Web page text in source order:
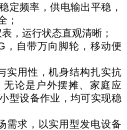
定频率，供电输出平稳，
；
，运行状态直观清晰；
，自带万向脚轮，移动便
实用性，机身结构扎实抗
论是户外摆摊、家庭应
型设备作业，均可实现稳
需求，以实用型发电设备